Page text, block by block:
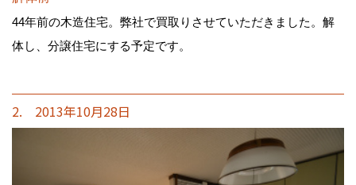
44年前の木造住宅。弊社で買取りさせていただきました。解
体し、分譲住宅にする予定です。
2. 2013年10月28日